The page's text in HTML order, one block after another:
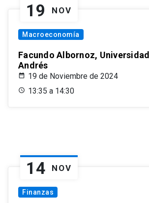
19 NOV
Macroeconomía
Facundo Albornoz,
Andrés
19 de Noviembre de 2024
13:35 a 14:30
14 NOV
Finanzas